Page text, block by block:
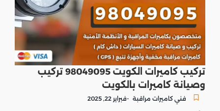
تركيب كاميرات الكويت 98049095 تركيب
وصيانة كاميرات بالكويت
فني كاميرات مراقبة -فبراير 22, 2025